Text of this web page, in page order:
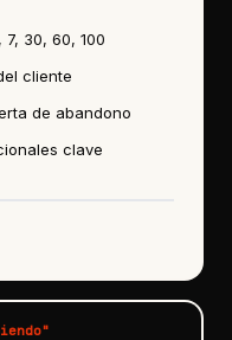
7, 30, 60, 100
cliente
de abandono
clave
"